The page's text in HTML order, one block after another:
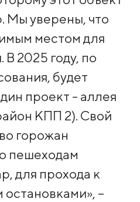
Мы уверены, что
местом для
В 2025 году, по
будет
проект - аллея
КПП 2). Свой
горожан
пешеходам
для прохода к
–